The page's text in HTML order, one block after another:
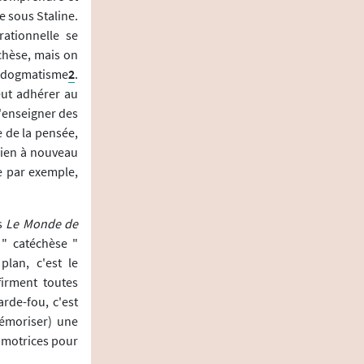
sous Staline.
se
mais on
2.
adhérer au
des
la pensée,
à nouveau
par exemple,
Le Monde de
catéchèse "
c'est le
toutes
fou, c'est
une
pour